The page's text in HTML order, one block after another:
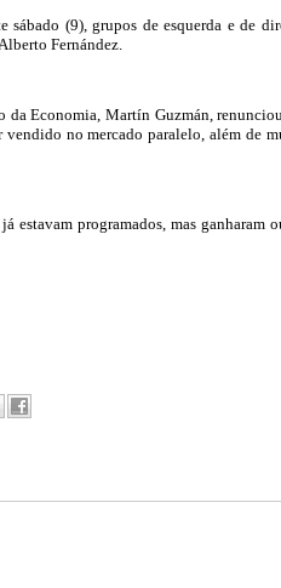
sábado (9), grupos de esquerda e de
Fernández.
da Economia, Martín Guzmán,
no mercado paralelo, além de
estavam programados, mas ganharam